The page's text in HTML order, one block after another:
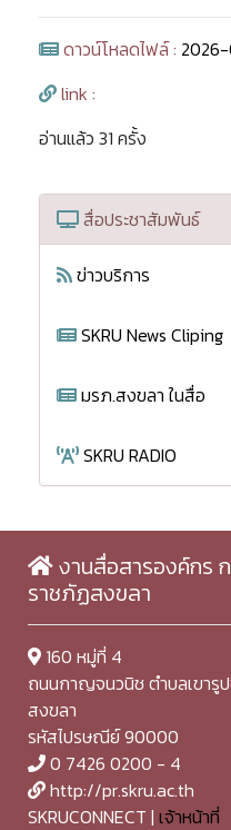
ดาวน์โหลดไฟล์ :
link :
อ่านแล้ว 31 ครั้ง
สื่อประชาสัมพันธ์
ข่าวบริการ
SKRU News Cliping
มรภ.สงขลา ในสื่อ
SKRU RADIO
งานสื่อสารองค์กร
ราชภัฏสงขลา
160 หมู่ที่ 4
ถนนกาญจนวนิช ตำบลเขารู
สงขลา
รหัสไปรษณีย์ 90000
0 7426 0200 - 4
http://pr.skru.ac.th
SKRUCONNECT | เจ้าหน้าที่